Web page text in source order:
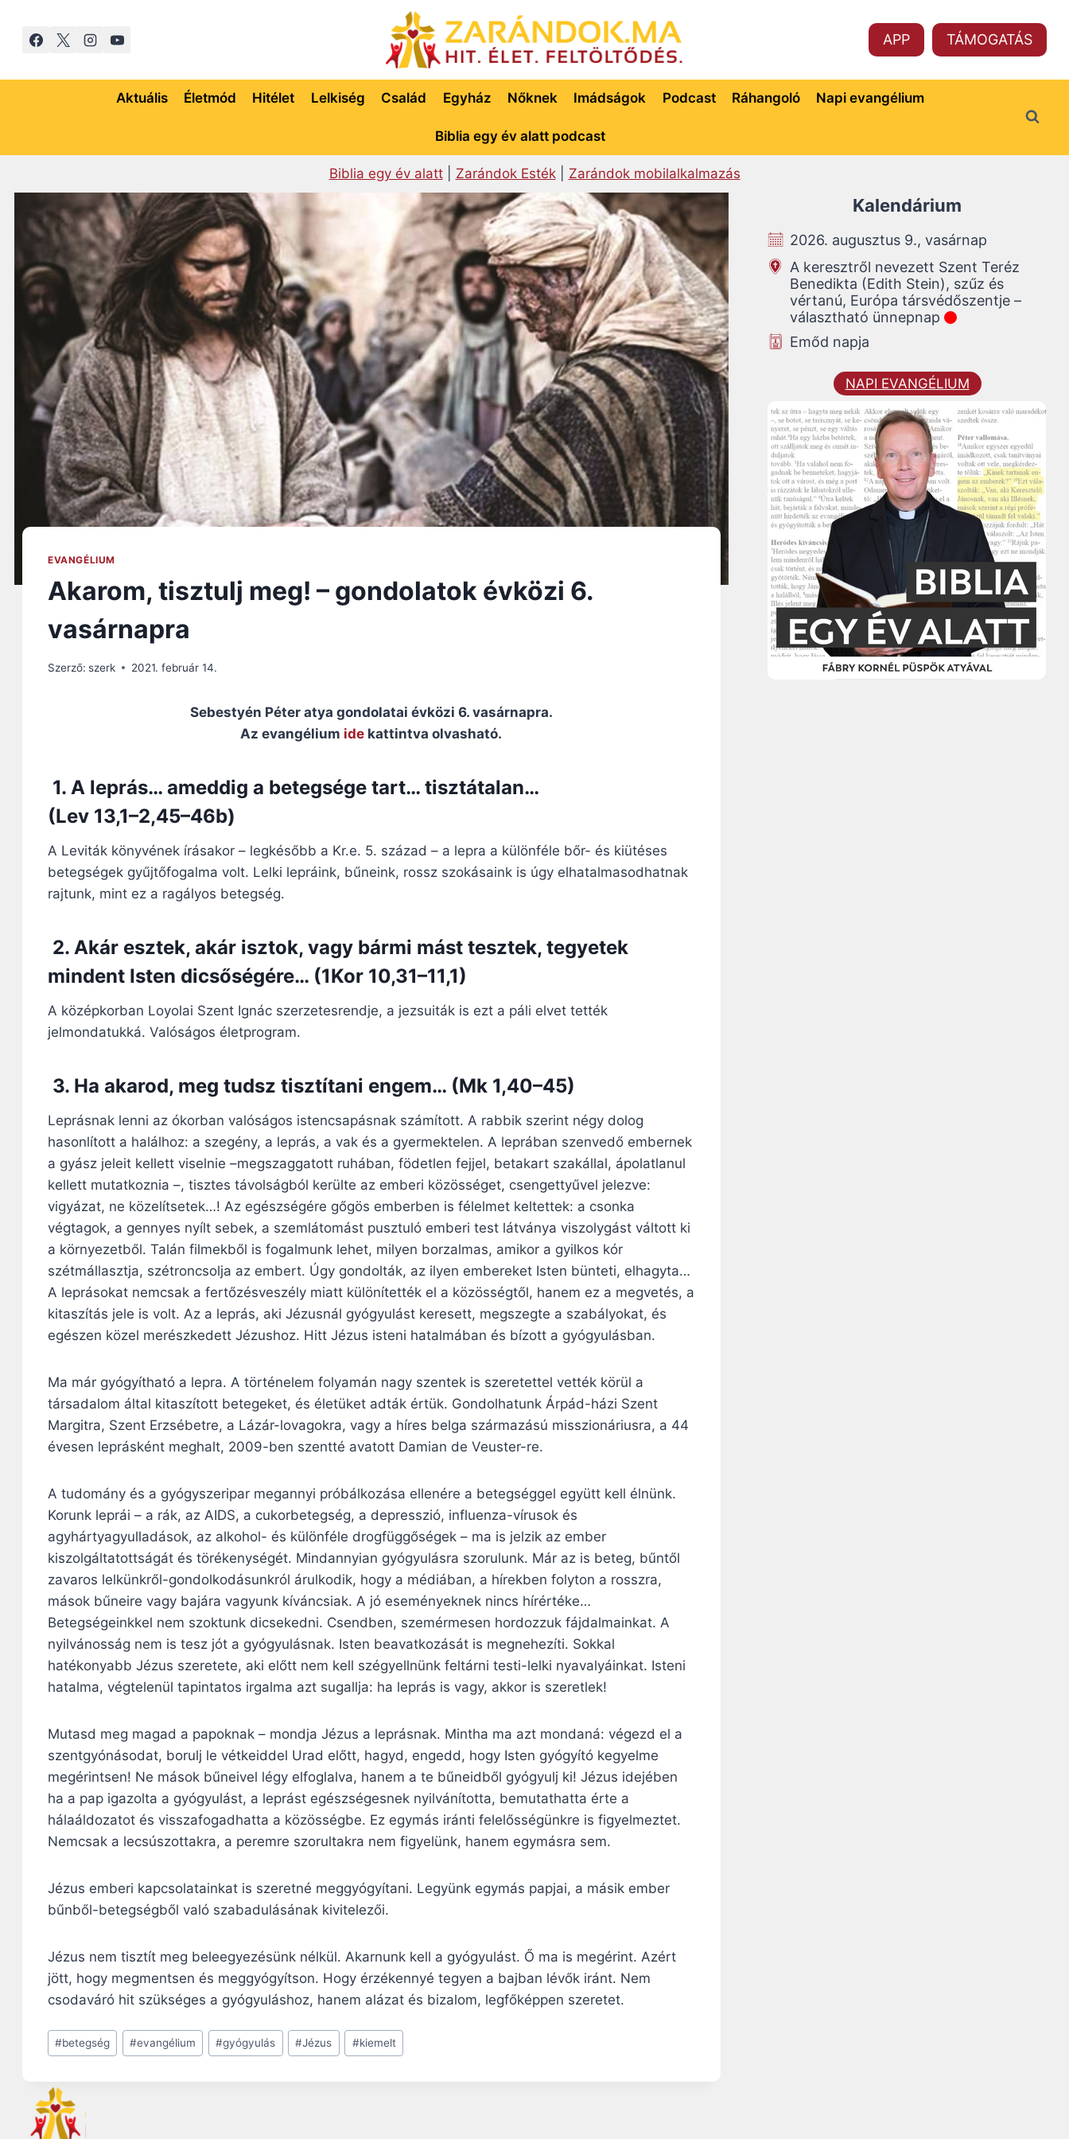
APP TÁMOGATÁS
Aktuális Életmód Hitélet Lelkiség Család Egyház Nőknek Imádságok Podcast Ráhangoló Napi evangélium
Biblia egy év alatt podcast
Biblia egy év alatt| Zarándok Esték| Zarándok mobilalkalmazás
EVANGÉLIUM
Akarom, tisztulj meg! – gondolatok évközi 6.
vasárnapra
Szerző: szerk 2021. február 14.
Sebestyén Péter atya gondolatai évközi 6. vasárnapra.
Az evangélium ide kattintva olvasható.
1. A leprás… ameddig a betegsége tart… tisztátalan…
(Lev 13,1–2,45–46b)
A Leviták könyvének írásakor – legkésőbb a Kr.e. 5. század – a lepra a különféle bőr- és kiütéses
betegségek gyűjtőfogalma volt. Lelki lepráink, bűneink, rossz szokásaink is úgy elhatalmasodhatnak
rajtunk, mint ez a ragályos betegség.
2. Akár esztek, akár isztok, vagy bármi mást tesztek, tegyetek
mindent Isten dicsőségére… (1Kor 10,31–11,1)
A középkorban Loyolai Szent Ignác szerzetesrendje, a jezsuiták is ezt a páli elvet tették
jelmondatukká. Valóságos életprogram.
3. Ha akarod, meg tudsz tisztítani engem… (Mk 1,40–45)
Leprásnak lenni az ókorban valóságos istencsapásnak számított. A rabbik szerint négy dolog
hasonlított a halálhoz: a szegény, a leprás, a vak és a gyermektelen. A leprában szenvedő embernek
a gyász jeleit kellett viselnie –megszaggatott ruhában, födetlen fejjel, betakart szakállal, ápolatlanul
kellett mutatkoznia –, tisztes távolságból kerülte az emberi közösséget, csengettyűvel jelezve:
vigyázat, ne közelítsetek…! Az egészségére gőgös emberben is félelmet keltettek: a csonka
végtagok, a gennyes nyílt sebek, a szemlátomást pusztuló emberi test látványa viszolygást váltott ki
a környezetből. Talán filmekből is fogalmunk lehet, milyen borzalmas, amikor a gyilkos kór
szétmállasztja, szétroncsolja az embert. Úgy gondolták, az ilyen embereket Isten bünteti, elhagyta…
A leprásokat nemcsak a fertőzésveszély miatt különítették el a közösségtől, hanem ez a megvetés, a
kitaszítás jele is volt. Az a leprás, aki Jézusnál gyógyulást keresett, megszegte a szabályokat, és
egészen közel merészkedett Jézushoz. Hitt Jézus isteni hatalmában és bízott a gyógyulásban.
Ma már gyógyítható a lepra. A történelem folyamán nagy szentek is szeretettel vették körül a
társadalom által kitaszított betegeket, és életüket adták értük. Gondolhatunk Árpád-házi Szent
Margitra, Szent Erzsébetre, a Lázár-lovagokra, vagy a híres belga származású misszionáriusra, a 44
évesen leprásként meghalt, 2009-ben szentté avatott Damian de Veuster-re.
A tudomány és a gyógyszeripar megannyi próbálkozása ellenére a betegséggel együtt kell élnünk.
Korunk leprái – a rák, az AIDS, a cukorbetegség, a depresszió, influenza-vírusok és
agyhártyagyulladások, az alkohol- és különféle drogfüggőségek – ma is jelzik az ember
kiszolgáltatottságát és törékenységét. Mindannyian gyógyulásra szorulunk. Már az is beteg, bűntől
zavaros lelkünkről-gondolkodásunkról árulkodik, hogy a médiában, a hírekben folyton a rosszra,
mások bűneire vagy bajára vagyunk kíváncsiak. A jó eseményeknek nincs hírértéke…
Betegségeinkkel nem szoktunk dicsekedni. Csendben, szemérmesen hordozzuk fájdalmainkat. A
nyilvánosság nem is tesz jót a gyógyulásnak. Isten beavatkozását is megnehezíti. Sokkal
hatékonyabb Jézus szeretete, aki előtt nem kell szégyellnünk feltárni testi-lelki nyavalyáinkat. Isteni
hatalma, végtelenül tapintatos irgalma azt sugallja: ha leprás is vagy, akkor is szeretlek!
Mutasd meg magad a papoknak – mondja Jézus a leprásnak. Mintha ma azt mondaná: végezd el a
szentgyónásodat, borulj le vétkeiddel Urad előtt, hagyd, engedd, hogy Isten gyógyító kegyelme
megérintsen! Ne mások bűneivel légy elfoglalva, hanem a te bűneidből gyógyulj ki! Jézus idejében
ha a pap igazolta a gyógyulást, a leprást egészségesnek nyilvánította, bemutathatta érte a
hálaáldozatot és visszafogadhatta a közösségbe. Ez egymás iránti felelősségünkre is figyelmeztet.
Nemcsak a lecsúszottakra, a peremre szorultakra nem figyelünk, hanem egymásra sem.
Jézus emberi kapcsolatainkat is szeretné meggyógyítani. Legyünk egymás papjai, a másik ember
bűnből-betegségből való szabadulásának kivitelezői.
Jézus nem tisztít meg beleegyezésünk nélkül. Akarnunk kell a gyógyulást. Ő ma is megérint. Azért
jött, hogy megmentsen és meggyógyítson. Hogy érzékennyé tegyen a bajban lévők iránt. Nem
csodaváró hit szükséges a gyógyuláshoz, hanem alázat és bizalom, legfőképpen szeretet.
Post
Tags:
#betegség #evangélium #gyógyulás #Jézus #kiemelt
Kalendárium
2026. augusztus 9., vasárnap
A keresztről nevezett Szent Teréz
Benedikta (Edith Stein), szűz és
vértanú, Európa társvédőszentje –
választható ünnepnap
Emőd napja
NAPI EVANGÉLIUM